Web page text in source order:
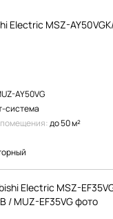
Electric MSZ-
AY50VG
система
до 50 м²